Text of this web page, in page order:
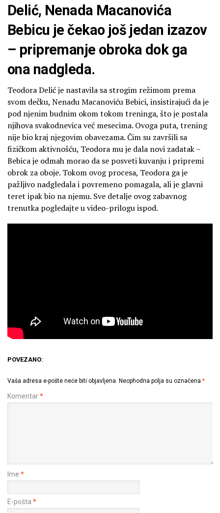
Delić, Nenada Macanovića
Bebicu je čekao još jedan izazov
– pripremanje obroka dok ga
ona nadgleda.
Teodora Delić je nastavila sa strogim režimom prema
svom dečku, Nenadu Macanoviću Bebici, insistirajući da je
pod njenim budnim okom tokom treninga, što je postala
njihova svakodnevica već mesecima. Ovoga puta, trening
nije bio kraj njegovim obavezama. Čim su završili sa
fizičkom aktivnošću, Teodora mu je dala novi zadatak –
Bebica je odmah morao da se posveti kuvanju i pripremi
obrok za oboje. Tokom ovog procesa, Teodora ga je
pažljivo nadgledala i povremeno pomagala, ali je glavni
teret ipak bio na njemu. Sve detalje ovog zabavnog
trenutka pogledajte u video-prilogu ispod.
POVEZANO:
Vaša adresa e-pošte neće biti objavljena. Neophodna polja su označena *
Komentar*
Ime *
E-pošta *